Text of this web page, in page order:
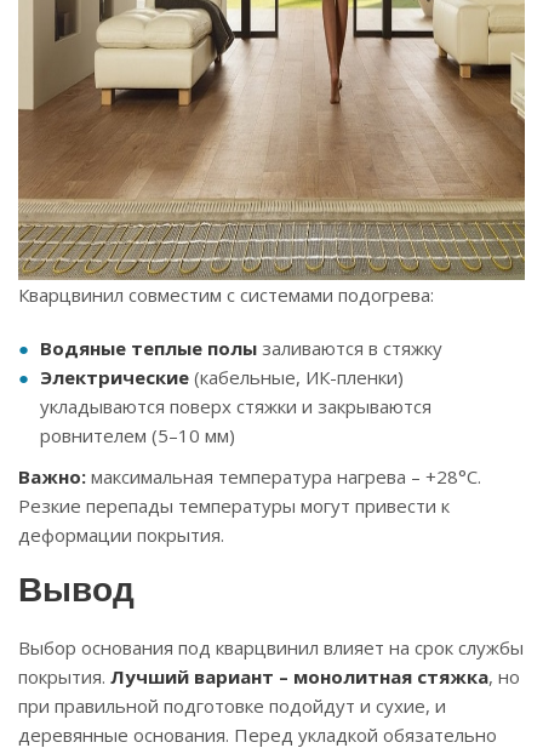
Кварцвинил совместим с системами подогрева:
Водяные теплые полы заливаются в стяжку
Электрические (кабельные, ИК-пленки)
укладываются поверх стяжки и закрываются
ровнителем (5–10 мм)
Важно: максимальная температура нагрева – +28°C.
Резкие перепады температуры могут привести к
деформации покрытия.
Вывод
Выбор основания под кварцвинил влияет на срок службы
покрытия. Лучший вариант – монолитная стяжка, но
при правильной подготовке подойдут и сухие, и
деревянные основания. Перед укладкой обязательно